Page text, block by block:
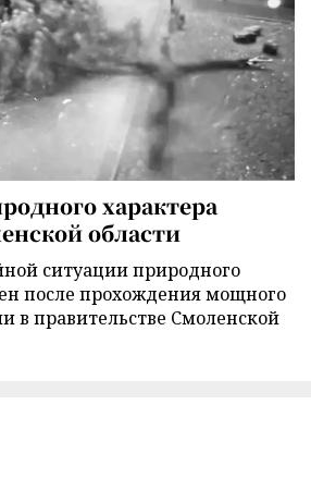
характера
области
ситуации природного
после прохождения мощного
в правительстве Смоленской